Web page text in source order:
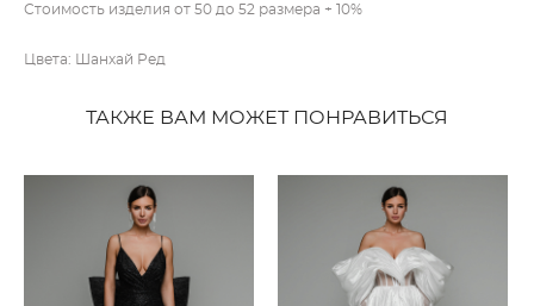
Стоимость изделия от 50 до 52 размера + 10%
Цвета: Шанхай Ред
ТАКЖЕ ВАМ МОЖЕТ ПОНРАВИТЬСЯ